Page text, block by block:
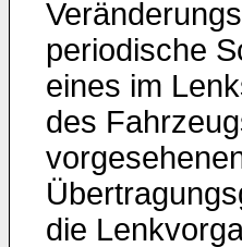
periodische
eines im
des
die